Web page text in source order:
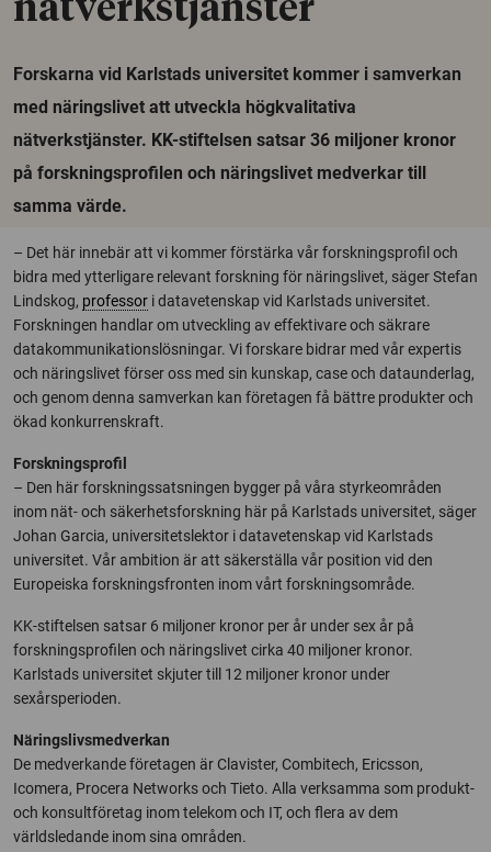
nätverkstjänster
Forskarna vid Karlstads universitet kommer i samverkan
med näringslivet att utveckla högkvalitativa
nätverkstjänster. KK-stiftelsen satsar 36 miljoner kronor
på forskningsprofilen och näringslivet medverkar till
samma värde.
– Det här innebär att vi kommer förstärka vår forskningsprofil och
bidra med ytterligare relevant forskning för näringslivet, säger Stefan
Lindskog, professor i datavetenskap vid Karlstads universitet.
Forskningen handlar om utveckling av effektivare och säkrare
datakommunikationslösningar. Vi forskare bidrar med vår expertis
och näringslivet förser oss med sin kunskap, case och dataunderlag,
och genom denna samverkan kan företagen få bättre produkter och
ökad konkurrenskraft.
Forskningsprofil
– Den här forskningssatsningen bygger på våra styrkeområden
inom nät- och säkerhetsforskning här på Karlstads universitet, säger
Johan Garcia, universitetslektor i datavetenskap vid Karlstads
universitet. Vår ambition är att säkerställa vår position vid den
Europeiska forskningsfronten inom vårt forskningsområde.
KK-stiftelsen satsar 6 miljoner kronor per år under sex år på
forskningsprofilen och näringslivet cirka 40 miljoner kronor.
Karlstads universitet skjuter till 12 miljoner kronor under
sexårsperioden.
Näringslivsmedverkan
De medverkande företagen är Clavister, Combitech, Ericsson,
Icomera, Procera Networks och Tieto. Alla verksamma som produkt-
och konsultföretag inom telekom och IT, och flera av dem
världsledande inom sina områden.